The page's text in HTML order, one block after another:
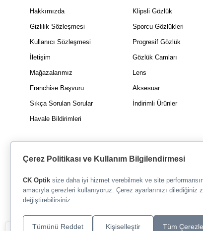
Hakkımızda
Gizlilik Sözleşmesi
Kullanıcı Sözleşmesi
İletişim
Mağazalarımız
Franchise Başvuru
Sıkça Sorulan Sorular
Havale Bildirimleri
Klipsli Gözlük
Sporcu Gözlükleri
Progresif Gözlük
Gözlük Camları
Lens
Aksesuar
İndirimli Ürünler
Çerez Politikası ve Kullanım Bilgilendirmesi
CK Optik size daha iyi hizmet verebilmek ve site
amacıyla çerezleri kullanıyoruz. Çerez ayarlarınızı dilediğiniz
değiştirebilirsiniz.
Tüm
Kişiselleştir
Tümünü Reddet